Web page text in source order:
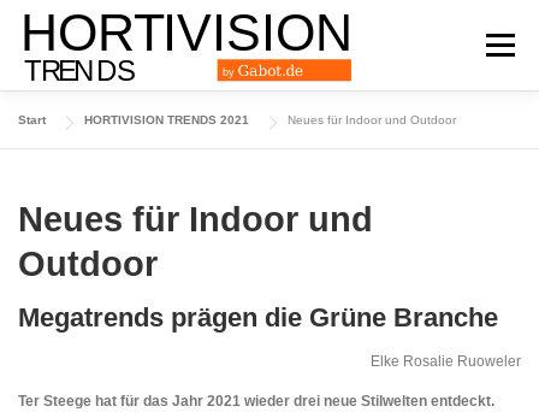
Zum
Inhalt
springen
Menü
DAS TRENDMAGAZIN AUSGABE 2024
AUSGABE 2023 AUSGABE 2022
Start HORTIVISION TRENDS 2021 Neues für Indoor und Outdoor
Neues für Indoor und
Outdoor
Megatrends prägen die Grüne Branche
Elke Rosalie Ruoweler
Ter Steege hat für das Jahr 2021 wieder drei neue Stilwelten entdeckt.